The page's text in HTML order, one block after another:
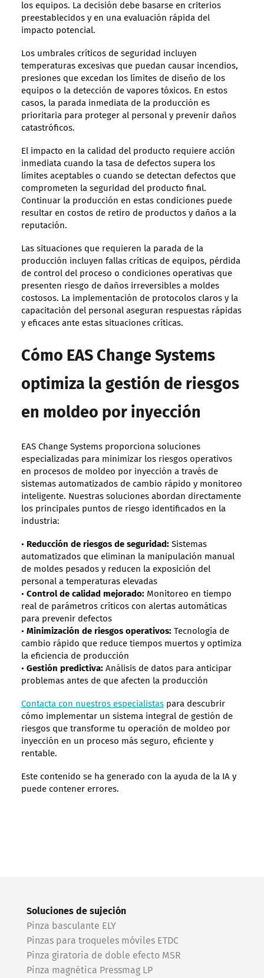
los equipos. La decisión debe basarse en criterios
preestablecidos y en una evaluación rápida del
impacto potencial.
Los umbrales críticos de seguridad incluyen
temperaturas excesivas que puedan causar incendios,
presiones que excedan los límites de diseño de los
equipos o la detección de vapores tóxicos. En estos
casos, la parada inmediata de la producción es
prioritaria para proteger al personal y prevenir daños
catastróficos.
El impacto en la calidad del producto requiere acción
inmediata cuando la tasa de defectos supera los
límites aceptables o cuando se detectan defectos que
comprometen la seguridad del producto final.
Continuar la producción en estas condiciones puede
resultar en costos de retiro de productos y daños a la
reputación.
Las situaciones que requieren la parada de la
producción incluyen fallas críticas de equipos, pérdida
de control del proceso o condiciones operativas que
presenten riesgo de daños irreversibles a moldes
costosos. La implementación de protocolos claros y la
capacitación del personal aseguran respuestas rápidas
y eficaces ante estas situaciones críticas.
Cómo EAS Change Systems
optimiza la gestión de riesgos
en moldeo por inyección
EAS Change Systems proporciona soluciones
especializadas para minimizar los riesgos operativos
en procesos de moldeo por inyección a través de
sistemas automatizados de cambio rápido y monitoreo
inteligente. Nuestras soluciones abordan directamente
los principales puntos de riesgo identificados en la
industria:
• Reducción de riesgos de seguridad:Sistemas
automatizados que eliminan la manipulación manual
de moldes pesados y reducen la exposición del
personal a temperaturas elevadas
• Control de calidad mejorado:Monitoreo en tiempo
real de parámetros críticos con alertas automáticas
para prevenir defectos
• Minimización de riesgos operativos:Tecnología de
cambio rápido que reduce tiempos muertos y optimiza
la eficiencia de producción
• Gestión predictiva:Análisis de datos para anticipar
problemas antes de que afecten la producción
Contacta con nuestros especialistaspara descubrir
cómo implementar un sistema integral de gestión de
riesgos que transforme tu operación de moldeo por
inyección en un proceso más seguro, eficiente y
rentable.
Este contenido se ha generado con la ayuda de la IA y
puede contener errores.
Soluciones de sujeción
Pinza basculante ELY
Pinzas para troqueles móviles ETDC
Pinza giratoria de doble efecto MSR
Pinza magnética Pressmag LP